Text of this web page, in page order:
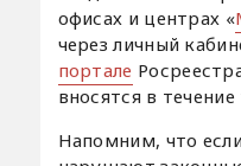
офисах и центрах «
через личный
портале
вносятся в
Напомним, что